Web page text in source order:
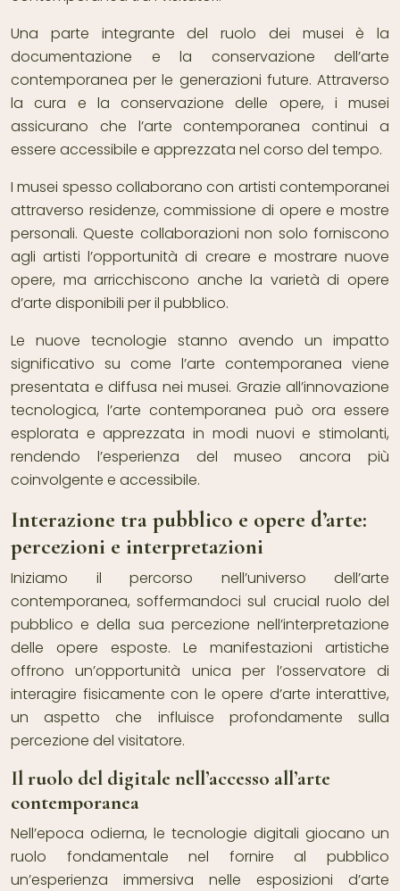
Una parte integrante del ruolo dei musei è la
documentazione e la conservazione dell’arte
contemporanea per le generazioni future. Attraverso
la cura e la conservazione delle opere, i musei
assicurano che l’arte contemporanea continui a
essere accessibile e apprezzata nel corso del tempo.
I musei spesso collaborano con artisti contemporanei
attraverso residenze, commissione di opere e mostre
personali. Queste collaborazioni non solo forniscono
agli artisti l’opportunità di creare e mostrare nuove
opere, ma arricchiscono anche la varietà di opere
d’arte disponibili per il pubblico.
Le nuove tecnologie stanno avendo un impatto
significativo su come l’arte contemporanea viene
presentata e diffusa nei musei. Grazie all’innovazione
tecnologica, l’arte contemporanea può ora essere
esplorata e apprezzata in modi nuovi e stimolanti,
rendendo l’esperienza del museo ancora più
coinvolgente e accessibile.
Interazione tra pubblico e opere d’arte:
percezioni e interpretazioni
Iniziamo il percorso nell’universo dell’arte
contemporanea, soffermandoci sul crucial ruolo del
pubblico e della sua percezione nell’interpretazione
delle opere esposte. Le manifestazioni artistiche
offrono un’opportunità unica per l’osservatore di
interagire fisicamente con le opere d’arte interattive,
un aspetto che influisce profondamente sulla
percezione del visitatore.
Il ruolo del digitale nell’accesso all’arte
contemporanea
Nell’epoca odierna, le tecnologie digitali giocano un
ruolo fondamentale nel fornire al pubblico
un’esperienza immersiva nelle esposizioni d’arte